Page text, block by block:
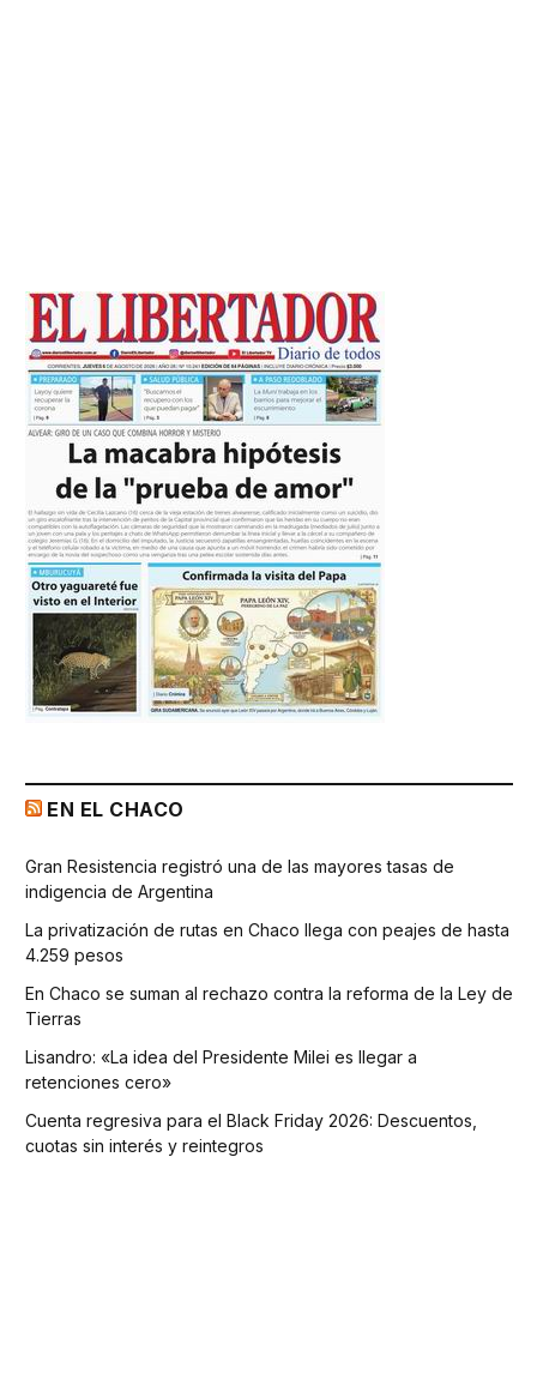
EN EL CHACO
Gran Resistencia registró una de las mayores tasas de
indigencia de Argentina
La privatización de rutas en Chaco llega con peajes de hasta
4.259 pesos
En Chaco se suman al rechazo contra la reforma de la Ley de
Tierras
Lisandro: «La idea del Presidente Milei es llegar a
retenciones cero»
Cuenta regresiva para el Black Friday 2026: Descuentos,
cuotas sin interés y reintegros